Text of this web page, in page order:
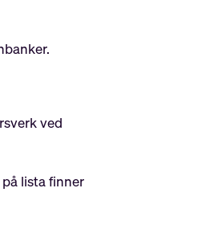
ved
lista finner